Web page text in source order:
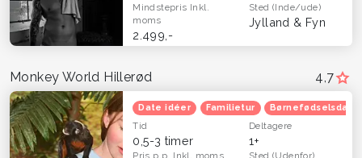
Mindstepris Inkl.
moms
2.499,-
Sted(Inde/ude)
Jylland & Fyn
4,7
Monkey World Hillerød
Date idéer Familietur Børnefødselsdag
Tid
0,5-3 timer
Deltagere
1+
Pris p.p. Inkl. moms Sted(Udenfor)